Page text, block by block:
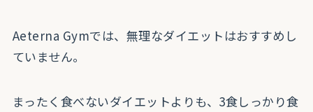
Aeterna Gymでは、無理なダイエットはおすすめし
ていません。
まったく食べないダイエットよりも、3食しっかり食